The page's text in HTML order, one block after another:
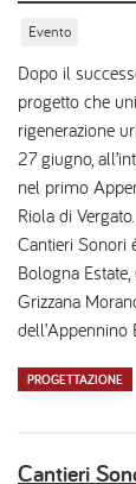
Evento
Dopo il
progetto che
rigenerazione
27 giugno,
nel primo
Riola di Vergato.
Cantieri Sonori
Bologna
Grizzana
dell’Appennino
PROGETTAZIONE
Cantieri